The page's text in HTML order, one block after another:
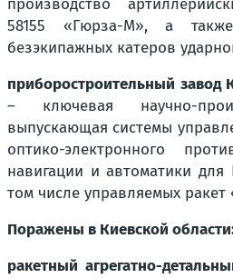
производство
58155 «Гюрза-М», а
безэкипажных катеров
приборостроительный завод
– ключевая научно-
выпускающая системы
оптико-электронного
навигации и автоматики
том числе управляемых
Поражены в Киевской
ракетный агрегатно-